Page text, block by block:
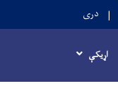
دری
اړيکې